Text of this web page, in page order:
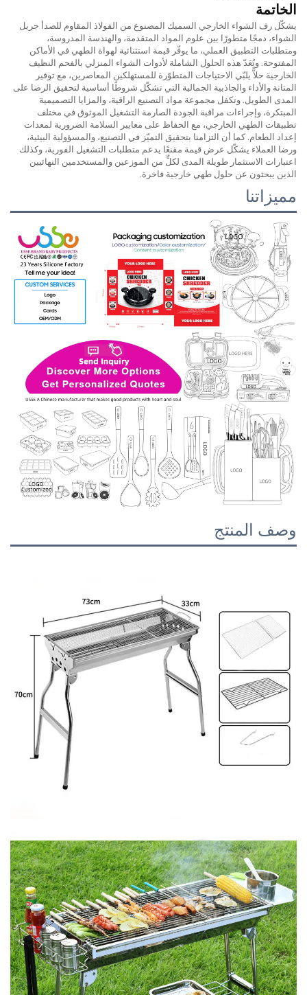
الخاتمة
يشكّل رف الشواء الخارجي السميك المصنوع من الفولاذ المقاوم للصدأ جريل
الشواء، دمجًا متطورًا بين علوم المواد المتقدمة، والهندسة المدروسة،
ومتطلبات التطبيق العملي، ما يوفّر قيمة استثنائية لهواة الطهي في الأماكن
المفتوحة. وتُعَدّ هذه الحلول الشاملة لأدوات الشواء المنزلي بالفحم النظيف
الخارجية حلاًّ يلبّي الاحتياجات المتطوّرة للمستهلكين المعاصرين، مع توفير
المتانة والأداء والجاذبية الجمالية التي تشكّل شروطًا أساسية لتحقيق الرضا على
المدى الطويل. وتكفل مجموعة مواد التصنيع الراقية، والمزايا التصميمية
المبتكرة، وإجراءات مراقبة الجودة الصارمة التشغيل الموثوق في مختلف
تطبيقات الطهي الخارجي، مع الحفاظ على معايير السلامة الضرورية لمعدات
إعداد الطعام. كما أن التزامنا بتحقيق التميّز في التصنيع، والمسؤولية البيئية،
ورضا العملاء يشكّل عرض قيمة مقنعًا يدعم متطلبات التشغيل الفورية، وكذلك
اعتبارات الاستثمار طويلة المدى لكلٍّ من الموزعين والمستخدمين النهائيين
الذين يبحثون عن حلول طهي خارجية فاخرة.
مميزاتنا
وصف المنتج